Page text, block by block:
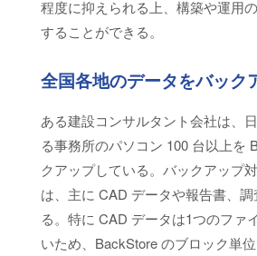
程度に抑えられる上、構築や運用
することができる。
全国各地のデータをバック
ある建設コンサルタント会社は、
る事務所のパソコン 100 台以上を
クアップしている。バックアップ
は、主に CAD データや報告書、
る。特に CAD データは1つのファ
いため、BackStore のブロック単